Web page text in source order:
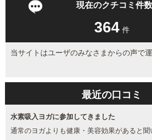
現在のクチコミ件数
364 件
当サイトはユーザのみなさまからの声で
最近の口コミ
水素吸入ヨガに参加してきました
通常のヨガよりも健康・美容効果があると聞